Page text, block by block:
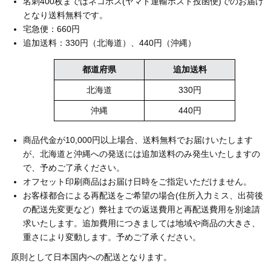
となり送料無料です。
宅急便：660円
追加送料：330円（北海道）、440円（沖縄）
都道府県 追加送料
北海道 330円
沖縄 440円
商品代金が10,000円以上場合、送料無料でお届けいたします
が、北海道と沖縄への発送には追加送料のみ発生いたしますの
で、予めご了承ください。
オフセット印刷商品はお届け日時をご指定いただけません。
お客様都合による再配送をご希望の場合(住所入力ミス、出荷後
の配送先変更など）弊社までの返送費用と再配送費用を別途請
求いたします。追加費用につきましては地域や商品の大きさ、
重さにより変動します。予めご了承ください。
原則として日本国内への配送となります。